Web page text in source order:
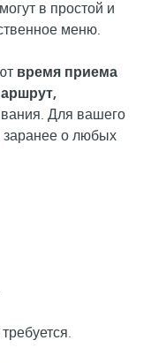
в простой и
меню.
время приема
Для вашего
заранее о любых